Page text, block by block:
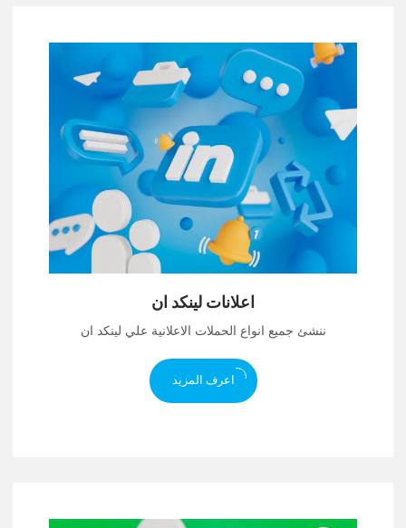
اعلانات لينكد ان
ننشئ جميع انواع الحملات الاعلانية علي لينكد ان
اعرف المزيد